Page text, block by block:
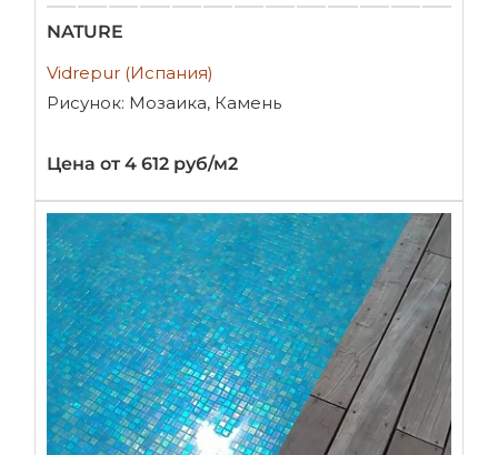
NATURE
Vidrepur (Испания)
Рисунок: Мозаика, Камень
Цена от 4 612 руб/м2